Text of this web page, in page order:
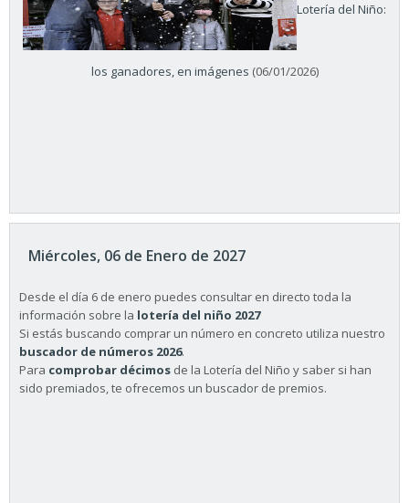
Lotería del Niño:
los ganadores, en imágenes (06/01/2026)
Miércoles, 06 de Enero de 2027
Desde el día 6 de enero puedes consultar en directo toda la
información sobre la lotería del niño 2027
Si estás buscando comprar un número en concreto utiliza nuestro
buscador de números 2026.
Para comprobar décimos de la Lotería del Niño y saber si han
sido premiados, te ofrecemos un buscador de premios.